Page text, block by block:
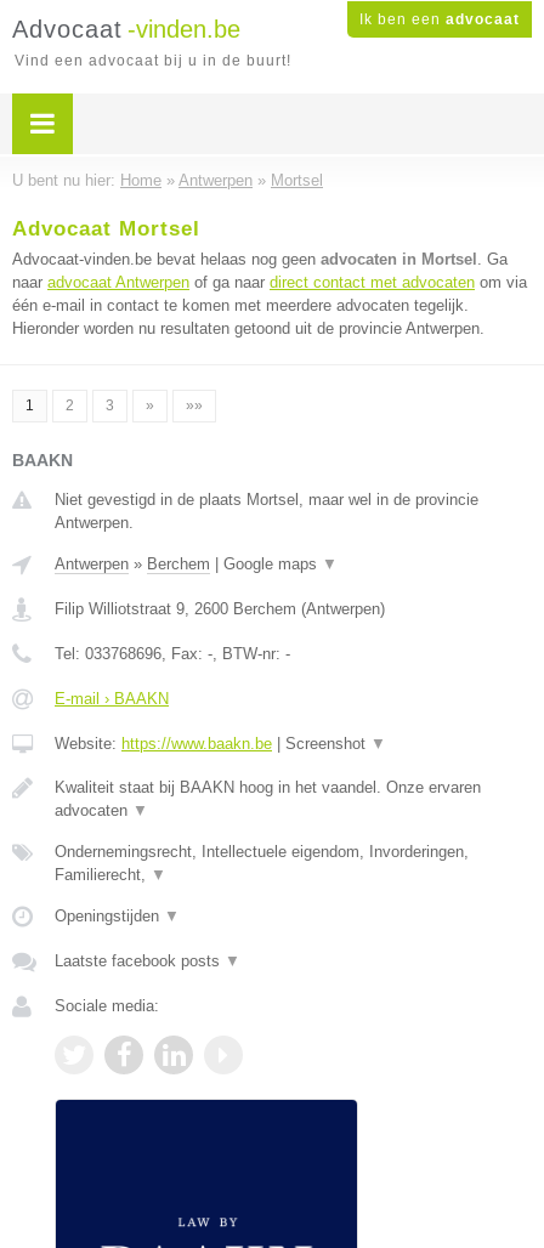
Ik ben een advocaat
Advocaat -vinden.be
Vind een advocaat bij u in de buurt!
U bent nu hier: Home » Antwerpen » Mortsel
Advocaat Mortsel
Advocaat-vinden.be bevat helaas nog geen advocaten in Mortsel . Ga
naar advocaat Antwerpen of ga naar direct contact met advocaten om via
één e-mail in contact te komen met meerdere advocaten tegelijk.
Hieronder worden nu resultaten getoond uit de provincie Antwerpen.
1 2 3 » »»
BAAKN
Niet gevestigd in de plaats Mortsel, maar wel in de provincie
Antwerpen.
Antwerpen » Berchem Google maps ▼
Filip Williotstraat 9, 2600 Berchem (Antwerpen)
Tel: 033768696, Fax: -, BTW-nr: -
E-mail › BAAKN
Website: https://www.baakn.be Screenshot ▼
Kwaliteit staat bij BAAKN hoog in het vaandel. Onze ervaren
advocaten ▼
Ondernemingsrecht, Intellectuele eigendom, Invorderingen,
Familierecht, ▼
Openingstijden ▼
Laatste facebook posts ▼
Sociale media: